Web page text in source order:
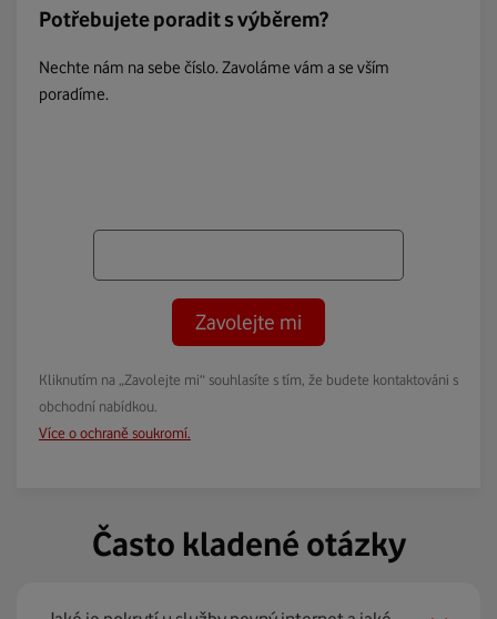
Potřebujete poradit s výběrem?
Nechte nám na sebe číslo. Zavoláme vám a se vším
poradíme.
Zavolejte mi
Kliknutím na „Zavolejte mi“ souhlasíte s tím, že budete kontaktováni s
obchodní nabídkou.
Více o ochraně soukromí.
Často kladené otázky